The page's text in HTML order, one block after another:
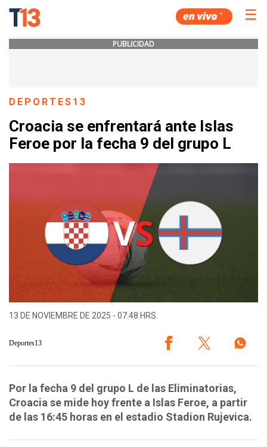
☰
PUBLICIDAD
DEPORTES13
Croacia se enfrentará ante Islas
Feroe por la fecha 9 del grupo L
13 DE NOVIEMBRE DE 2025 - 07:48 HRS.
Deportes13
Por la fecha 9 del grupo L de las Eliminatorias,
Croacia se mide hoy frente a Islas Feroe, a partir
de las 16:45 horas en el estadio Stadion Rujevica.